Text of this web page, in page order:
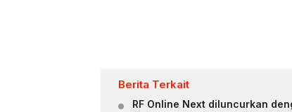
Berita Terkait
RF Online Next diluncurkan